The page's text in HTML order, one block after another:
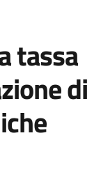
tassa
di